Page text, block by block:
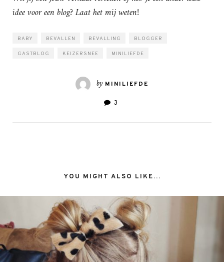
idee voor een blog? Laat het mij weten!
BABY BEVALLEN BEVALLING BLOGGER
GASTBLOG KEIZERSNEE MINILIEFDE
by MINILIEFDE
3
YOU MIGHT ALSO LIKE...